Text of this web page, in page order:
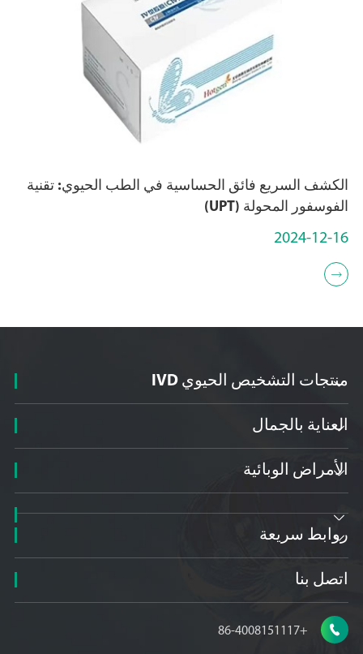
الكشف السريع فائق الحساسية في الطب الحيوي: تقنية
الفوسفور المحولة (UPT)
2024-12-16

منتجات التشخيص الحيوي IVD

العناية بالجمال

الأمراض الوبائية


روابط سريعة

اتصل بنا

+86-4008151117